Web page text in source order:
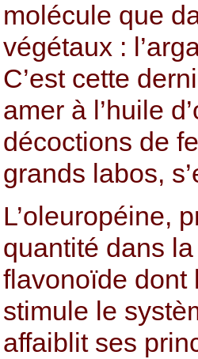
molécule que
végétaux :
C’est cette
amer à l’huile
décoctions de
grands labos,
L’oleuropéine,
quantité dans
flavonoïde dont
stimule le
affaiblit ses